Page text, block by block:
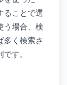
ることで選
う場合、検
多く検索さ
す。